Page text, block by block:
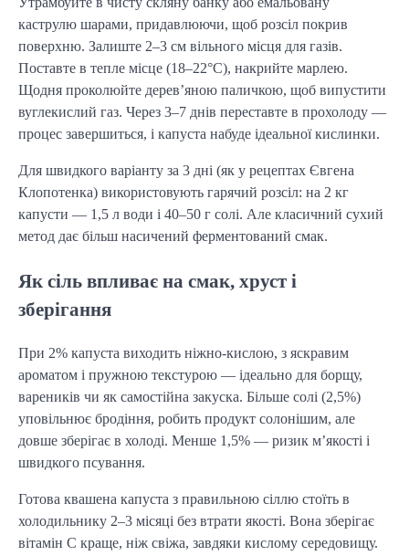
каструлю шарами, придавлюючи, щоб розсіл покрив
поверхню. Залиште 2–3 см вільного місця для газів.
Поставте в тепле місце (18–22°C), накрийте марлею.
Щодня проколюйте дерев’яною паличкою, щоб випустити
вуглекислий газ. Через 3–7 днів переставте в прохолоду —
процес завершиться, і капуста набуде ідеальної кислинки.
Для швидкого варіанту за 3 дні (як у рецептах Євгена
Клопотенка) використовують гарячий розсіл: на 2 кг
капусти — 1,5 л води і 40–50 г солі. Але класичний сухий
метод дає більш насичений ферментований смак.
Як сіль впливає на смак, хруст і
зберігання
При 2% капуста виходить ніжно-кислою, з яскравим
ароматом і пружною текстурою — ідеально для борщу,
вареників чи як самостійна закуска. Більше солі (2,5%)
уповільнює бродіння, робить продукт солонішим, але
довше зберігає в холоді. Менше 1,5% — ризик м’якості і
швидкого псування.
Готова квашена капуста з правильною сіллю стоїть в
холодильнику 2–3 місяці без втрати якості. Вона зберігає
вітамін C краще, ніж свіжа, завдяки кислому середовищу.